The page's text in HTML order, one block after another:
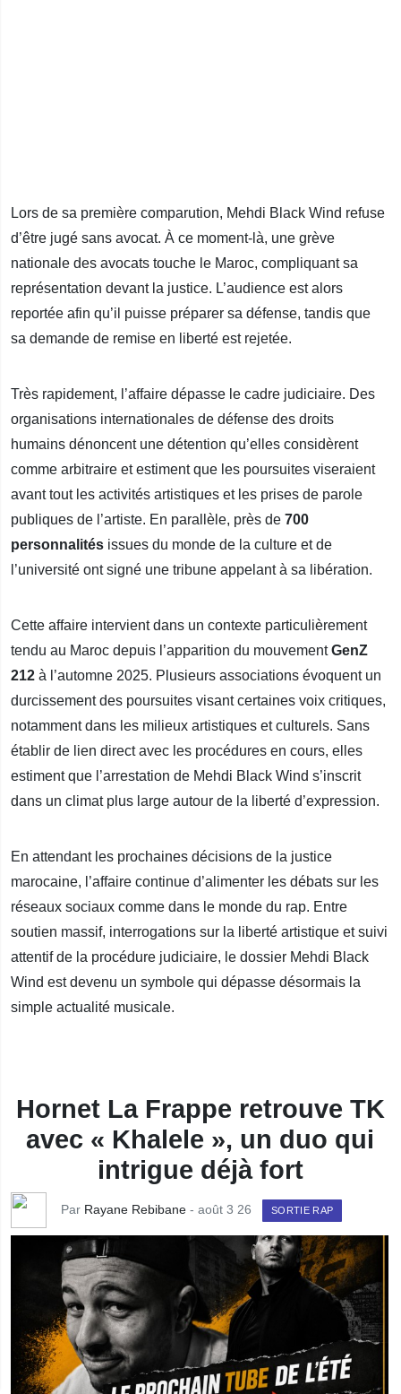
Lors de sa première comparution, Mehdi Black Wind refuse
d’être jugé sans avocat. À ce moment-là, une grève
nationale des avocats touche le Maroc, compliquant sa
représentation devant la justice. L’audience est alors
reportée afin qu’il puisse préparer sa défense, tandis que
sa demande de remise en liberté est rejetée.
Très rapidement, l’affaire dépasse le cadre judiciaire. Des
organisations internationales de défense des droits
humains dénoncent une détention qu’elles considèrent
comme arbitraire et estiment que les poursuites viseraient
avant tout les activités artistiques et les prises de parole
publiques de l’artiste. En parallèle, près de 700
personnalités issues du monde de la culture et de
l’université ont signé une tribune appelant à sa libération.
Cette affaire intervient dans un contexte particulièrement
tendu au Maroc depuis l’apparition du mouvementGenZ
212 à l’automne 2025. Plusieurs associations évoquent un
durcissement des poursuites visant certaines voix critiques,
notamment dans les milieux artistiques et culturels. Sans
établir de lien direct avec les procédures en cours, elles
estiment que l’arrestation de Mehdi Black Wind s’inscrit
dans un climat plus large autour de la liberté d’expression.
En attendant les prochaines décisions de la justice
marocaine, l’affaire continue d’alimenter les débats sur les
réseaux sociaux comme dans le monde du rap. Entre
soutien massif, interrogations sur la liberté artistique et suivi
attentif de la procédure judiciaire, le dossier Mehdi Black
Wind est devenu un symbole qui dépasse désormais la
simple actualité musicale.
Hornet La Frappe retrouve TK
avec « Khalele », un duo qui
intrigue déjà fort
Par Rayane Rebibane - août 3 26 SORTIE RAP